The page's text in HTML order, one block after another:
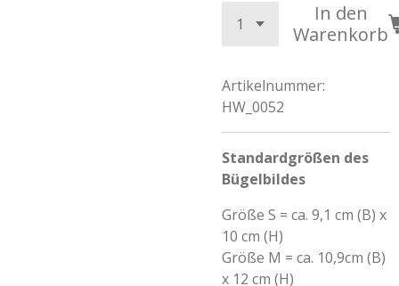
In den
Warenkorb
Artikelnummer:
HW_0052
Standardgrößen des
Bügelbildes
Größe S = ca. 9,1 cm (B) x
10 cm (H)
Größe M = ca. 10,9cm (B)
x 12 cm (H)